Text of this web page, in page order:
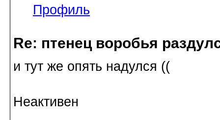
Профиль
Re: птенец воробья
и тут же опять надулся ((
Неактивен